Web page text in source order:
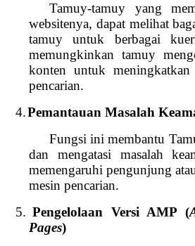
Tamuy-tamuy yang
websitenya, dapat melihat
tamuy untuk berbagai
memungkinkan tamuy
konten untuk
pencarian.
4.Pemantauan Masalah
Fungsi ini membantu
dan mengatasi masalah
memengaruhi pengunjung
mesin pencarian.
5. Pengelolaan Versi AMP (
Pages)